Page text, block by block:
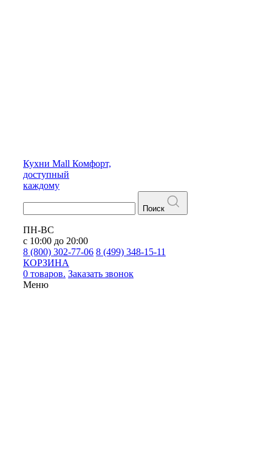
Кухни Mall Комфорт,
доступный
каждому
Поиск
ПН-ВС
с 10:00 до 20:00
8 (800) 302-77-06 8 (499) 348-15-11
КОРЗИНА
0 товаров. Заказать звонок
Меню